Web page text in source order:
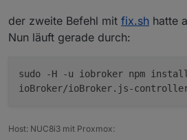
npm ERR!
npm ERR!
npm ERR! This is
npm ERR! A
der zweite Befehl mit fix.sh hatte
Nun läuft gerade durch:
sudo -H -u iobroker npm
ioBroker/ioBroker.js-
Host: NUC8i3 mit Proxmox: